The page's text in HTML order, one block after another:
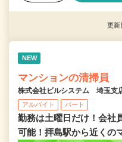
更新
NEW
マンションの清掃員
株式会社ビルシステム 埼玉支
アルバイト パート
勤務は土曜日だけ！会社
可能！拝島駅から近くの